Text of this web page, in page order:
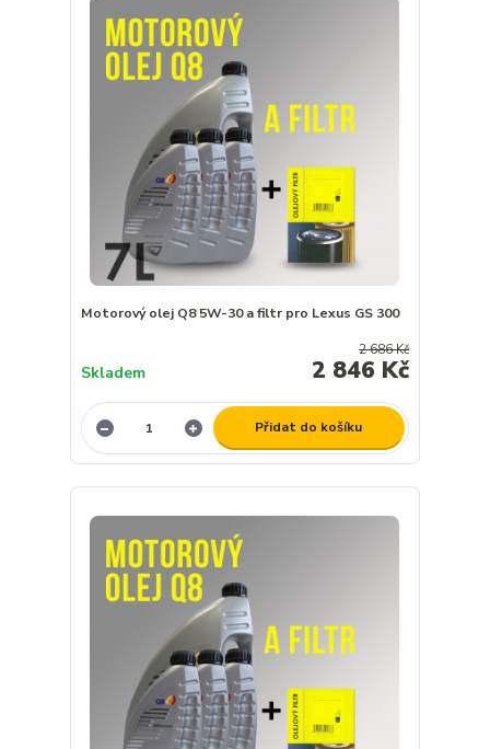
Motorový olej Q8 5W-30 a filtr pro Lexus GS 300
2 686 Kč
2 846 Kč
Skladem
Přidat do košíku